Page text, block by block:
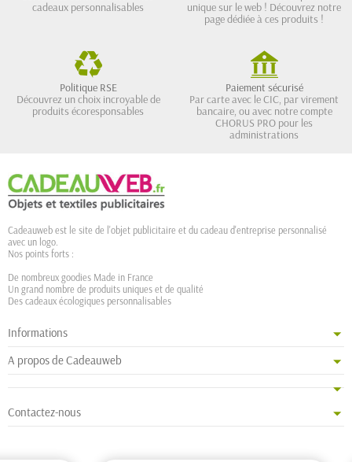
cadeaux personnalisables
unique sur le web ! Découvrez notre
page dédiée à ces produits !
Politique RSE
Découvrez un choix incroyable de
produits écoresponsables
Paiement sécurisé
Par carte avec le CIC, par virement
bancaire, ou avec notre compte
CHORUS PRO pour les
administrations
Cadeauweb est le site de l'objet publicitaire et du cadeau d'entreprise personnalisé
avec un logo.
Nos points forts :
De nombreux goodies Made in France
Un grand nombre de produits uniques et de qualité
Des cadeaux écologiques personnalisables
Informations
A propos de Cadeauweb
Contactez-nous